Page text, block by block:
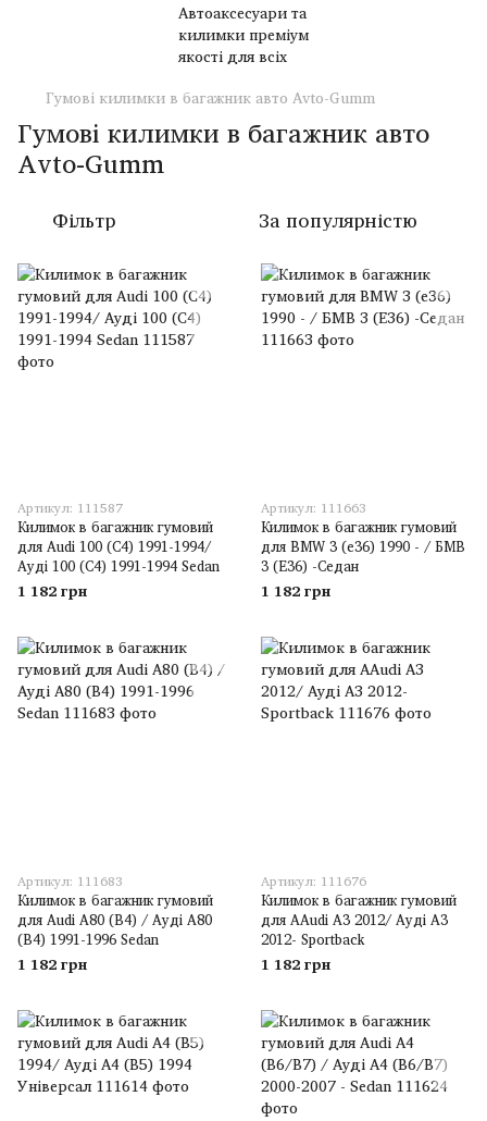
Гумові килимки в багажник авто Avto-Gumm
Гумові килимки в багажник авто
Avto-Gumm
Фільтр За популярністю
Артикул: 111587
Килимок в багажник гумовий
для Audi 100 (C4) 1991-1994/
Ауді 100 (C4) 1991-1994 Sedan
1 182 грн
Артикул: 111663
Килимок в багажник гумовий
для BMW 3 (e36) 1990 - / БМВ
3 (Е36) -Седан
1 182 грн
Артикул: 111683
Килимок в багажник гумовий
для Audi A80 (B4) / Ауді A80
(B4) 1991-1996 Sedan
1 182 грн
Артикул: 111676
Килимок в багажник гумовий
для AAudi A3 2012/ Ауді A3
2012- Sportback
1 182 грн